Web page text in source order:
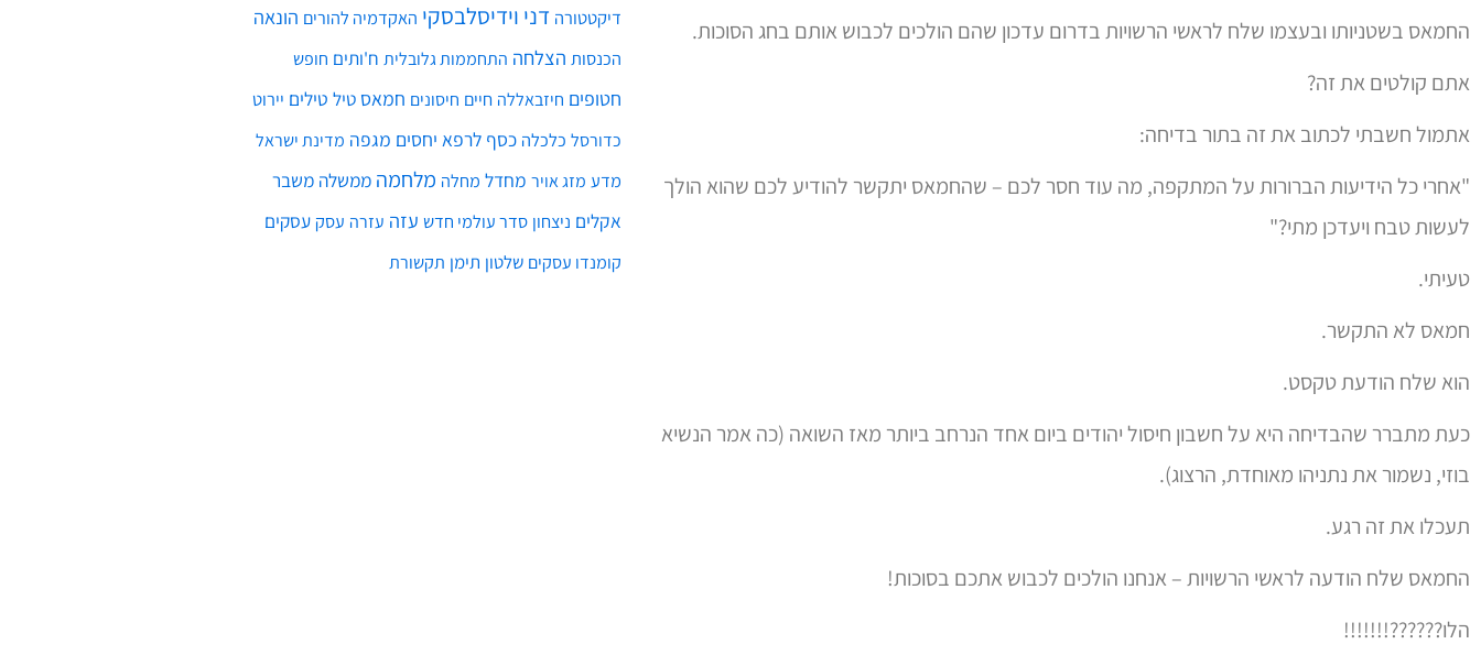
החמאס בשטניותו ובעצמו שלח לראשי הרשויות בדרום עדכון שהם הולכים לכבוש אותם בחג הסוכות.
אתם קולטים את זה?
אתמול חשבתי לכתוב את זה בתור בדיחה:
"אחרי כל הידיעות הברורות על המתקפה, מה עוד חסר לכם – שהחמאס יתקשר להודיע לכם שהוא הולך
לעשות טבח ויעדכן מתי?"
טעיתי.
חמאס לא התקשר.
הוא שלח הודעת טקסט.
כעת מתברר שהבדיחה היא על חשבון חיסול יהודים ביום אחד הנרחב ביותר מאז השואה (כה אמר הנשיא
בוזי, נשמור את נתניהו מאוחדת, הרצוג).
תעכלו את זה רגע.
החמאס שלח הודעה לראשי הרשויות – אנחנו הולכים לכבוש אתכם בסוכות!
הלו??????!!!!!!!
דיקטטורה דני וידיסלבסקי האקדמיה להורים הונאה
הכנסות הצלחה התחממות גלובלית ח'ותים חופש
חטופים חיזבאללה חיים חיסונים חמאס טיל טילים יירוט
כדורסל כלכלה כסף לרפא יחסים מגפה מדינת ישראל
מדע מזג אויר מחדל מחלה מלחמה ממשלה משבר
אקלים ניצחון סדר עולמי חדש עזה עזרה עסק עסקים
קומנדו עסקים שלטון תימן תקשורת